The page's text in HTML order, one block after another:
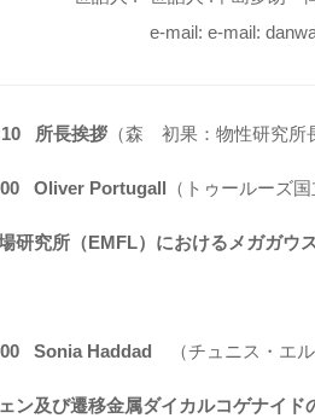
e-mail: e-mail:
10 所長挨拶（森 初果：物性研究所
Oliver Portugall （トゥールーズ
場研究所（EMFL）におけるメガガウ
Sonia Haddad （チュニス・エ
ェン及び遷移金属ダイカルコゲナイ